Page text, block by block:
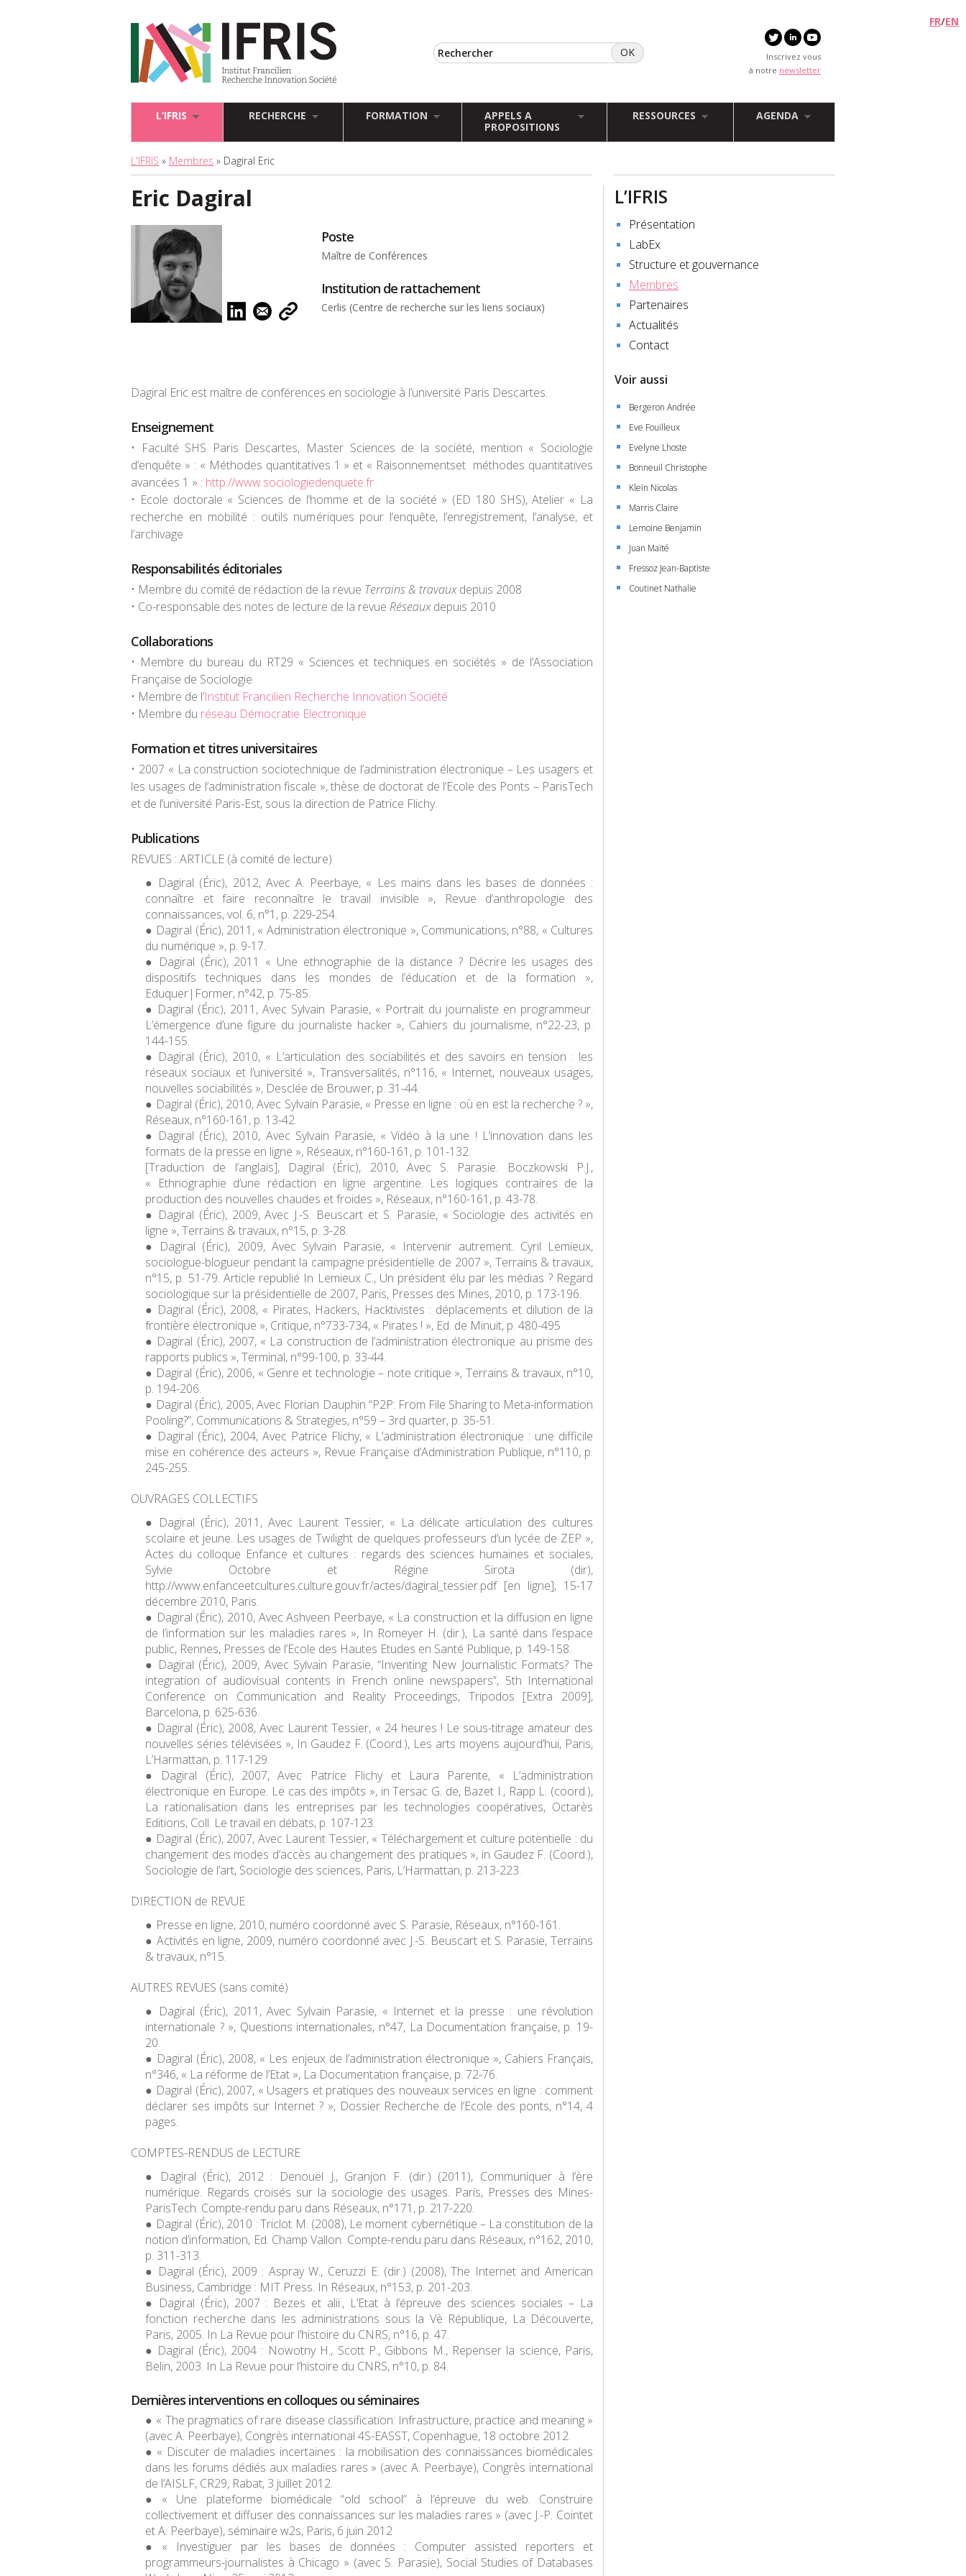
Inscrivez vous
à notre newsletter
FR/EN
L’IFRIS RECHERCHE FORMATION
APPELS A
PROPOSITIONS
RESSOURCES AGENDA
L'IFRIS » Membres » Dagiral Eric
Eric Dagiral
Poste
Maître de Conférences
Institution de rattachement
Cerlis (Centre de recherche sur les liens sociaux)
Dagiral Eric est maître de conférences en sociologie à l’université Paris Descartes.
Enseignement
• Faculté SHS Paris Descartes, Master Sciences de la société, mention « Sociologie
d’enquête » : « Méthodes quantitatives 1 » et « Raisonnementset méthodes quantitatives
avancées 1 » : http://www.sociologiedenquete.fr
• Ecole doctorale « Sciences de l’homme et de la société » (ED 180 SHS), Atelier « La
recherche en mobilité : outils numériques pour l’enquête, l’enregistrement, l’analyse, et
l’archivage
Responsabilités éditoriales
• Membre du comité de rédaction de la revue Terrains & travauxdepuis 2008
• Co-responsable des notes de lecture de la revue Réseauxdepuis 2010
Collaborations
• Membre du bureau du RT29 « Sciences et techniques en sociétés » de l’Association
Française de Sociologie
• Membre de l’Institut Francilien Recherche Innovation Société
• Membre du réseau Démocratie Electronique
Formation et titres universitaires
• 2007 « La construction sociotechnique de l’administration électronique – Les usagers et
les usages de l’administration fiscale », thèse de doctorat de l’Ecole des Ponts – ParisTech
et de l’université Paris-Est, sous la direction de Patrice Flichy.
Publications
REVUES : ARTICLE (à comité de lecture)
Dagiral (Éric), 2012, Avec A. Peerbaye, « Les mains dans les bases de données :
connaître et faire reconnaître le travail invisible », Revue d’anthropologie des
connaissances, vol. 6, n°1, p. 229-254.
Dagiral (Éric), 2011, « Administration électronique », Communications, n°88, « Cultures
du numérique », p. 9-17.
Dagiral (Éric), 2011 « Une ethnographie de la distance ? Décrire les usages des
dispositifs techniques dans les mondes de l’éducation et de la formation »,
Eduquer|Former, n°42, p. 75-85.
Dagiral (Éric), 2011, Avec Sylvain Parasie, « Portrait du journaliste en programmeur.
L’émergence d’une figure du journaliste hacker», Cahiers du journalisme, n°22-23, p.
144-155.
Dagiral (Éric), 2010, « L’articulation des sociabilités et des savoirs en tension : les
réseaux sociaux et l’université », Transversalités, n°116, « Internet, nouveaux usages,
nouvelles sociabilités », Desclée de Brouwer, p. 31-44.
Dagiral (Éric), 2010, Avec Sylvain Parasie, « Presse en ligne : où en est la recherche ? »,
Réseaux, n°160-161, p. 13-42.
Dagiral (Éric), 2010, Avec Sylvain Parasie, « Vidéo à la une ! L’innovation dans les
formats de la presse en ligne », Réseaux, n°160-161, p. 101-132.
[Traduction
de l’anglais], Dagiral (Éric), 2010, Avec S. Parasie. Boczkowski P.J.,
« Ethnographie d’une rédaction en ligne argentine. Les logiques contraires de la
production des nouvelles chaudes et froides », Réseaux, n°160-161, p. 43-78.
Dagiral (Éric), 2009, Avec J.-S. Beuscart et S. Parasie, « Sociologie des activités en
ligne »,Terrains & travaux, n°15, p. 3-28.
Dagiral (Éric), 2009, Avec Sylvain Parasie, « Intervenir autrement. Cyril Lemieux,
sociologue-blogueur pendant la campagne présidentielle de 2007 », Terrains & travaux,
n°15, p. 51-79. Article republié In Lemieux C., Un président élu par les médias ? Regard
sociologique sur la présidentielle de 2007, Paris, Presses des Mines, 2010, p. 173-196.
Dagiral (Éric), 2008, « Pirates, Hackers, Hacktivistes : déplacements et dilution de la
frontière électronique », Critique, n°733-734, « Pirates ! », Ed. de Minuit, p. 480-495
Dagiral (Éric), 2007, « La construction de l’administration électronique au prisme des
rapports publics »,Terminal, n°99-100, p. 33-44.
Dagiral (Éric), 2006, « Genre et technologie – note critique », Terrains & travaux, n°10,
p. 194-206.
Dagiral (Éric), 2005, Avec Florian Dauphin “P2P: From File Sharing to Meta-information
Pooling?”, Communications & Strategies, n°59 – 3rd quarter, p. 35-51.
Dagiral (Éric), 2004, Avec Patrice Flichy, « L’administration électronique : une difficile
mise en cohérence des acteurs », Revue Française d’Administration Publique, n°110, p.
245-255.
OUVRAGES COLLECTIFS
Dagiral (Éric), 2011, Avec Laurent Tessier, « La délicate articulation des cultures
scolaire et jeune. Les usages de Twilight de quelques professeurs d’un lycée de ZEP »,
Actes du colloque Enfance et cultures : regards des sciences humaines et sociales,
Sylvie Octobre et Régine Sirota (dir),
http://www.enfanceetcultures.culture.gouv.fr/actes/dagiral_tessier.pdf [en ligne], 15-17
décembre 2010, Paris.
Dagiral (Éric), 2010, Avec Ashveen Peerbaye, « La construction et la diffusion en ligne
de l’information sur les maladies rares », In Romeyer H. (dir.), La santé dans l’espace
public, Rennes, Presses de l’Ecole des Hautes Etudes en Santé Publique, p. 149-158.
Dagiral (Éric), 2009, Avec Sylvain Parasie, “Inventing New Journalistic Formats? The
integration of audiovisual contents in French online newspapers”, 5th International
Conference on Communication and Reality Proceedings, Tripodos [Extra 2009],
Barcelona, p. 625-636.
Dagiral (Éric), 2008, Avec Laurent Tessier, « 24 heures ! Le sous-titrage amateur des
nouvelles séries télévisées », In Gaudez F. (Coord.), Les arts moyens aujourd’hui, Paris,
L’Harmattan, p. 117-129.
Dagiral (Éric), 2007, Avec Patrice Flichy et Laura Parente, « L’administration
électronique en Europe. Le cas des impôts », in Tersac G. de, Bazet I., Rapp L. (coord.),
La rationalisation dans les entreprises par les technologies coopératives, Octarès
Editions, Coll. Le travail en débats, p. 107-123.
Dagiral (Éric), 2007, Avec Laurent Tessier, « Téléchargement et culture potentielle : du
changement des modes d’accès au changement des pratiques », in Gaudez F. (Coord.),
Sociologie de l’art, Sociologie des sciences, Paris, L’Harmattan, p. 213-223.
DIRECTION de REVUE
Presse en ligne, 2010, numéro coordonné avec S. Parasie, Réseaux, n°160-161.
Activités en ligne, 2009, numéro coordonné avec J.-S. Beuscart et S. Parasie,Terrains
& travaux, n°15.
AUTRES REVUES (sans comité)
Dagiral (Éric), 2011, Avec Sylvain Parasie, « Internet et la presse : une révolution
internationale ? », Questions internationales, n°47, La Documentation française, p. 19-
20.
Dagiral (Éric), 2008, « Les enjeux de l’administration électronique », Cahiers Français,
n°346, « La réforme de l’Etat », La Documentation française, p. 72-76.
Dagiral (Éric), 2007, « Usagers et pratiques des nouveaux services en ligne : comment
déclarer ses impôts sur Internet ? », Dossier Recherche de l’Ecole des ponts, n°14, 4
pages.
COMPTES-RENDUS de LECTURE
Dagiral (Éric), 2012 : Denouël J., Granjon F. (dir.) (2011), Communiquer à l’ère
numérique. Regards croisés sur la sociologie des usages. Paris, Presses des Mines-
ParisTech. Compte-rendu paru dans Réseaux, n°171, p. 217-220.
Dagiral (Éric), 2010 : Triclot M. (2008), Le moment cybernétique – La constitution de la
notion d’information, Ed. Champ Vallon. Compte-rendu paru dans Réseaux, n°162, 2010,
p. 311-313.
Dagiral (Éric), 2009 : Aspray W., Ceruzzi E. (dir.) (2008),The Internet and American
Business, Cambridge : MIT Press. In Réseaux, n°153, p. 201-203.
Dagiral (Éric), 2007 : Bezes et alii., L’Etat à l’épreuve des sciences sociales – La
fonction recherche dans les administrations sous la Vè République, La Découverte,
Paris, 2005. In La Revue pour l’histoire du CNRS, n°16, p. 47.
Dagiral (Éric), 2004 : Nowotny H., Scott P., Gibbons M., Repenser la science, Paris,
Belin, 2003. In La Revue pour l’histoire du CNRS, n°10, p. 84.
Dernières interventions en colloques ou séminaires
« The pragmatics of rare disease classification: Infrastructure, practice and meaning »
(avec A. Peerbaye), Congrès international 4S-EASST, Copenhague, 18 octobre 2012.
« Discuter de maladies incertaines : la mobilisation des connaissances biomédicales
dans les forums dédiés aux maladies rares » (avec A. Peerbaye), Congrès international
de l’AISLF, CR29, Rabat, 3 juillet 2012.
« Une plateforme biomédicale “old school” à l’épreuve du web. Construire
collectivement et diffuser des connaissances sur les maladies rares » (avec J.-P. Cointet
et A. Peerbaye), séminaire w2s, Paris, 6 juin 2012
« Investiguer par les bases de données : Computer assisted reporters et
programmeurs-journalistes à Chicago » (avec S. Parasie), Social Studies of Databases
L’IFRIS
Présentation
LabEx
Structure et gouvernance
Membres
Partenaires
Actualités
Contact
Voir aussi
Bergeron Andrée
Eve Fouilleux
Evelyne Lhoste
Bonneuil Christophe
Klein Nicolas
Marris Claire
Lemoine Benjamin
Juan Maïté
Fressoz Jean-Baptiste
Coutinet Nathalie